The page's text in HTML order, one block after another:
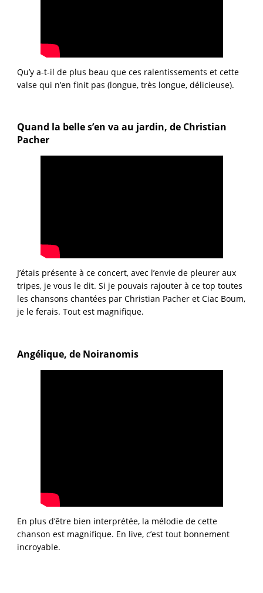
Qu’y a-t-il de plus beau que ces ralentissements et cette
valse qui n’en finit pas (longue, très longue, délicieuse).
Quand la belle s’en va au jardin, de Christian
Pacher
J’étais présente à ce concert, avec l’envie de pleurer aux
tripes, je vous le dit. Si je pouvais rajouter à ce top toutes
les chansons chantées par Christian Pacher et Ciac Boum,
je le ferais. Tout est magnifique.
Angélique, de Noiranomis
En plus d’être bien interprétée, la mélodie de cette
chanson est magnifique. En live, c’est tout bonnement
incroyable.